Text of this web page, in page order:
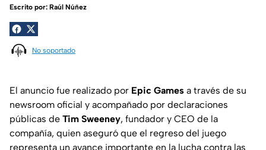
Escrito por: Raúl Núñez
No soportado
El anuncio fue realizado por Epic Games a través de su
newsroom oficial y acompañado por declaraciones
públicas de Tim Sweeney, fundador y CEO de la
compañía, quien aseguró que el regreso del juego
representa un avance importante en la lucha contra las